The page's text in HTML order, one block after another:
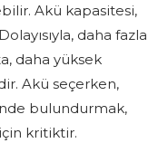
Akü kapasitesi,
daha fazla
daha yüksek
Akü seçerken,
bulundurmak,
kritiktir.